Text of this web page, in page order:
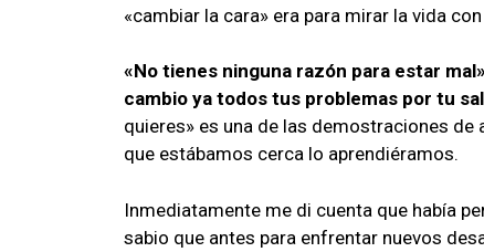
«cambiar la cara» era para mirar la vida
«No tienes ninguna razón para estar
cambio ya todos tus problemas por tu
quieres» es una de las demostraciones
que estábamos cerca lo aprendiéramos.
Inmediatamente me di cuenta que había
sabio que antes para enfrentar nuevos